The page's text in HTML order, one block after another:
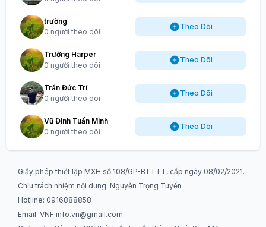
trường
0 người theo dõi
Theo Dõi
Trường Harper
0 người theo dõi
Theo Dõi
Trần Đức Trí
0 người theo dõi
Theo Dõi
Vũ Đình Tuấn Minh
0 người theo dõi
Theo Dõi
Giấy phép thiết lập MXH số 108/GP-BTTTT, cấp ngày 08/02/2021.
Chịu trách nhiệm nội dung: Nguyễn Trọng Tuyến
Hotline: 0916888858
Email: VNF.info.vn@gmail.com